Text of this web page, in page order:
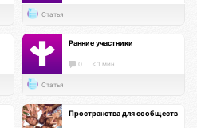
Статья
Ранние участники
0 < 1 мин.
Статья
Пространства для сообществ